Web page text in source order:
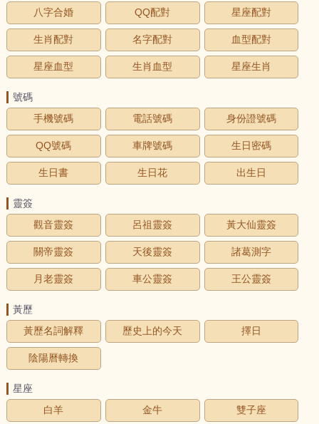
八字合婚
QQ配對 星座配對
生肖配對 名字配對 血型配對
星座血型 生肖血型 星座生肖
號碼
手機號碼
電話號碼 身份證號碼
QQ號碼 車牌號碼 生日密碼
生日書 生日花 出生日
靈簽
觀音靈簽
呂祖靈簽 黃大仙靈簽
關帝靈簽 天後靈簽 諸葛測字
月老靈簽 車公靈簽 王公靈簽
黃歷
黃歷名詞解釋
歷史上的今天 擇日
陰陽曆轉換
星座
白羊
金牛 雙子座